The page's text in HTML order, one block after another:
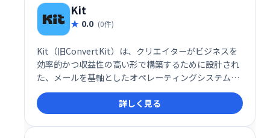
Kit
0.0 (0件)
Kit（旧ConvertKit）は、クリエイターがビジネスを
効率的かつ収益性の高い形で構築するために設計され
た、メールを基軸としたオペレーティングシステムで
す。このサービスは、個人の情熱を収益に結びつける
ことを目指し、メールリスト管理や自動化ツールを駆
使して、収益性と持続可能性を兼ね備えたビジネスを
サポートします。
詳しく見る